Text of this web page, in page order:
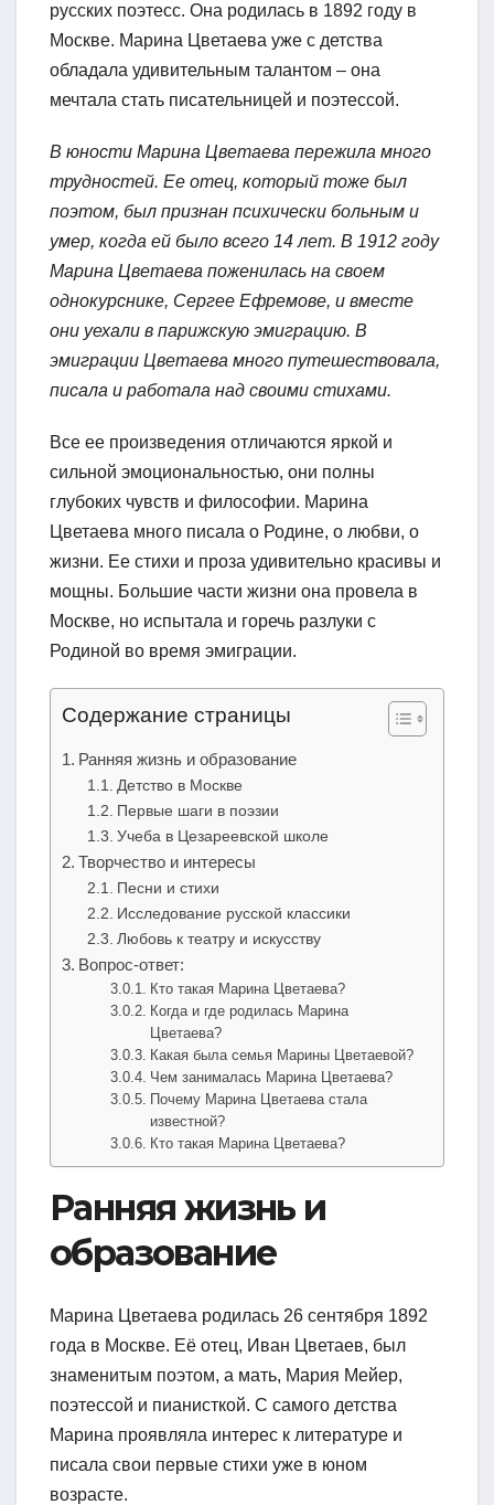
русских поэтесс. Она родилась в 1892 году в
Москве. Марина Цветаева уже с детства
обладала удивительным талантом – она
мечтала стать писательницей и поэтессой.
В юности Марина Цветаева пережила много
трудностей. Ее отец, который тоже был
поэтом, был признан психически больным и
умер, когда ей было всего 14 лет. В 1912 году
Марина Цветаева поженилась на своем
однокурснике, Сергее Ефремове, и вместе
они уехали в парижскую эмиграцию. В
эмиграции Цветаева много путешествовала,
писала и работала над своими стихами.
Все ее произведения отличаются яркой и
сильной эмоциональностью, они полны
глубоких чувств и философии. Марина
Цветаева много писала о Родине, о любви, о
жизни. Ее стихи и проза удивительно красивы и
мощны. Большие части жизни она провела в
Москве, но испытала и горечь разлуки с
Родиной во время эмиграции.
Содержание страницы
Ранняя жизнь и образование
Детство в Москве
Первые шаги в поэзии
Учеба в Цезареевской школе
Творчество и интересы
Песни и стихи
Исследование русской классики
Любовь к театру и искусству
Вопрос-ответ:
Кто такая Марина Цветаева?
Когда и где родилась Марина
Цветаева?
Какая была семья Марины Цветаевой?
Чем занималась Марина Цветаева?
Почему Марина Цветаева стала
известной?
Кто такая Марина Цветаева?
Ранняя жизнь и
образование
Марина Цветаева родилась 26 сентября 1892
года в Москве. Её отец, Иван Цветаев, был
знаменитым поэтом, а мать, Мария Мейер,
поэтессой и пианисткой. С самого детства
Марина проявляла интерес к литературе и
писала свои первые стихи уже в юном
возрасте.